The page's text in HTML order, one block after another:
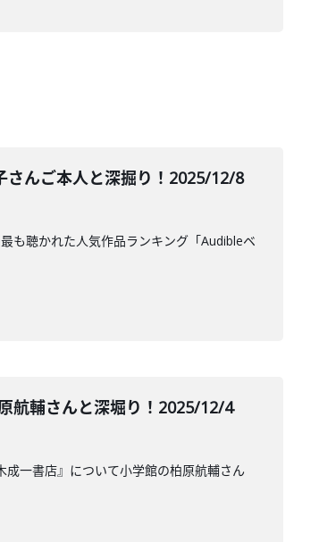
さんご本人と深掘り！2025/12/8
も聴かれた人気作品ランキング「Audibleベ
航輔さんと深堀り！2025/12/4
一書店』について小学館の柏原航輔さん